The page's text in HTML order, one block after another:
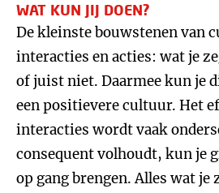
WAT KUN JIJ DOEN?
De kleinste bouwstenen van
interacties en acties: wat je
of juist niet. Daarmee kun je
een positievere cultuur. Het
interacties wordt vaak
consequent volhoudt, kun je
op gang brengen. Alles wat je